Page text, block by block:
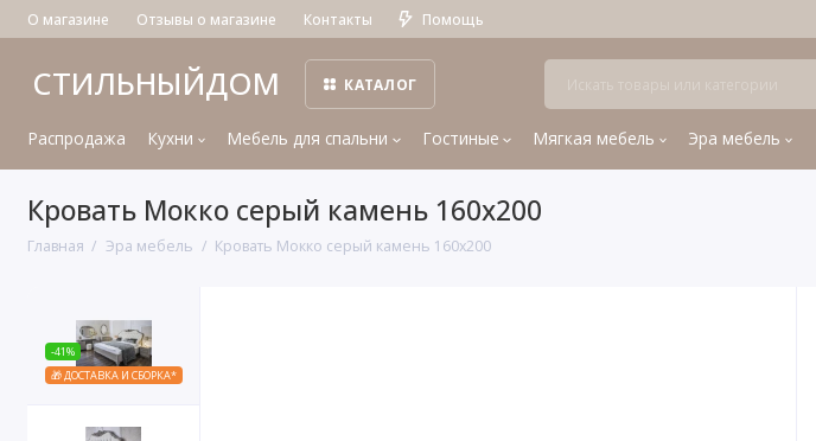
О магазине Отзывы о магазине Контакты Помощь
СТИЛЬНЫЙДОМ КАТАЛОГ
Распродажа Кухни Мебель для спальни Гостиные Мягкая мебель Эра мебель
Кровать Мокко серый камень 160х200
Главная Эра мебель Кровать Мокко серый камень 160х200
-41%
🎁 ДОСТАВКА И СБОРКА*